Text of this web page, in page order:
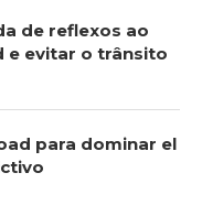
de reflexos ao
e evitar o trânsito
para dominar el